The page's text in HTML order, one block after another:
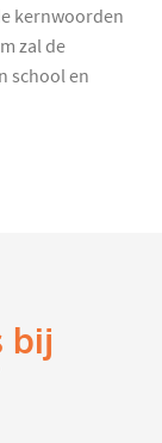
kernwoorden
zal de
school en
bij